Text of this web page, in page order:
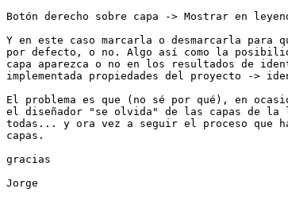
Botón derecho sobre capa -> Mostrar en
Y en este caso marcarla o desmarcarla para
por defecto, o no. Algo así como la
capa aparezca o no en los resultados de
implementada propiedades del proyecto ->
El problema es que (no sé por qué), en
el diseñador "se olvida" de las capas de la
todas... y ora vez a seguir el proceso que
capas.
gracias
Jorge